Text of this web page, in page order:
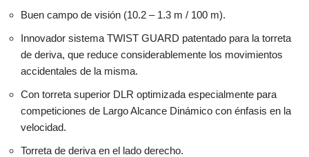
Buen campo de visión (10.2 – 1.3 m / 100 m).
Innovador sistema TWIST GUARD patentado para la torreta
de deriva, que reduce considerablemente los movimientos
accidentales de la misma.
Con torreta superior DLR optimizada especialmente para
competiciones de Largo Alcance Dinámico con énfasis en la
velocidad.
Torreta de deriva en el lado derecho.